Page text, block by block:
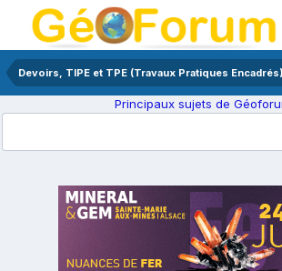
Devoirs, TIPE et TPE (Travaux Pratiques Encadrés)
Principaux sujets de